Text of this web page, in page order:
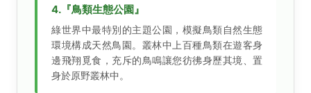
4.『鳥類生態公園』
綠世界中最特別的主題公園，模擬鳥類自然生態
環境構成天然鳥園。叢林中上百種鳥類在遊客身
邊飛翔覓食，充斥的鳥鳴讓您彷彿身歷其境、置
身於原野叢林中。